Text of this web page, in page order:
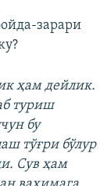
зарари
ҳам дейлик.
туриш
бу
тўғри бўлур
Сув ҳам